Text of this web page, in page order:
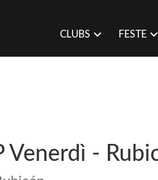
CLUBS FESTE
Venerdì -